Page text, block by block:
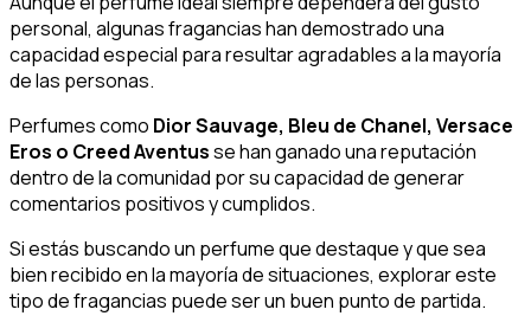
personal, algunas fragancias han demostrado una
capacidad especial para resultar agradables a la mayoría
de las personas.
Perfumes como Dior Sauvage, Bleu de Chanel, Versace
Eros o Creed Aventusse han ganado una reputación
dentro de la comunidad por su capacidad de generar
comentarios positivos y cumplidos.
Si estás buscando un perfume que destaque y que sea
bien recibido en la mayoría de situaciones, explorar este
tipo de fragancias puede ser un buen punto de partida.